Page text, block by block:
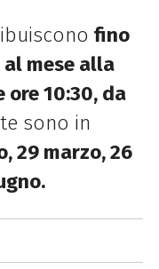
fino
mese alla
10:30, da
sono in
29 marzo, 26